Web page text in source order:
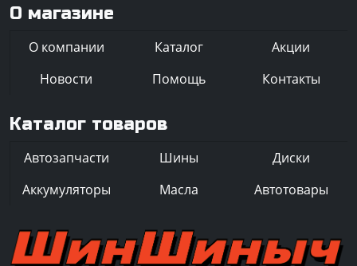
О магазине
О компании Каталог
Акции
Новости
Помощь Контакты
Каталог товаров
Автозапчасти Шины
Диски
Аккумуляторы
Масла Автотовары